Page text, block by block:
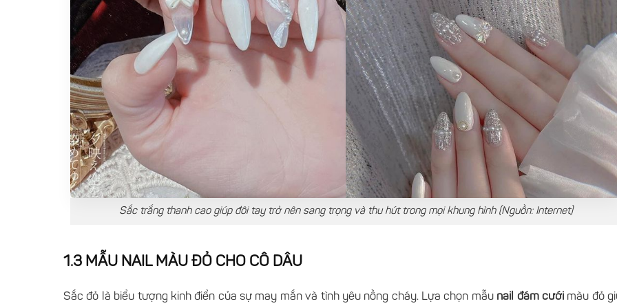
Sắc trắng thanh cao giúp đôi tay trở nên sang trọng và thu hút trong mọi khung hình (Nguồn: Internet)
1.3 MẪU NAIL MÀU ĐỎ CHO CÔ DÂU
Sắc đỏ là biểu tượng kinh điển của sự may mắn và tình yêu nồng cháy. Lựa chọn mẫu nail đám cướimàu đỏ